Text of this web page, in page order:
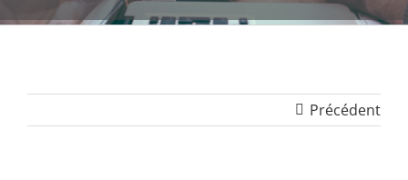
Précédent